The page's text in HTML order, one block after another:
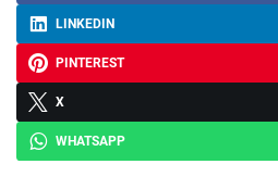
LINKEDIN
PINTEREST
X
WHATSAPP